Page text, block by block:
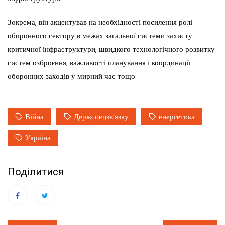
Зокрема, він акцентував на необхідності посилення ролі
оборонного сектору в межах загальної системи захисту
критичної інфраструктури, швидкого технологічного розвитку
систем озброєння, важливості планування і координації
оборонних заходів у мирний час тощо.
Війна Держспецзв’язку енергетика
Україна
Поділитися